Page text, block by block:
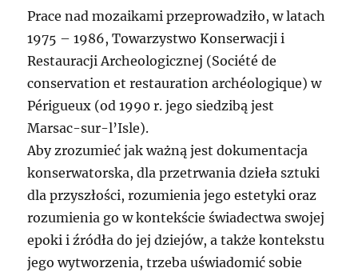
Prace nad mozaikami przeprowadziło, w latach
1975 – 1986, Towarzystwo Konserwacji i
Restauracji Archeologicznej (Société de
conservation et restauration archéologique) w
Périgueux (od 1990 r. jego siedzibą jest
Marsac-sur-l’Isle).
Aby zrozumieć jak ważną jest dokumentacja
konserwatorska, dla przetrwania dzieła sztuki
dla przyszłości, rozumienia jego estetyki oraz
rozumienia go w kontekście świadectwa swojej
epoki i źródła do jej dziejów, a także kontekstu
jego wytworzenia, trzeba uświadomić sobie